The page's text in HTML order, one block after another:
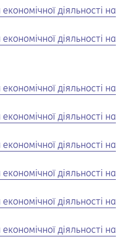
діяльності на
діяльності на
діяльності на
діяльності на
діяльності на
діяльності на
діяльності на
діяльності на